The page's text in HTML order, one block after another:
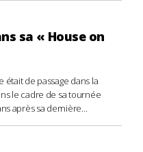
sa « House on
était de passage dans la
le cadre de sa tournée
après sa dernière...